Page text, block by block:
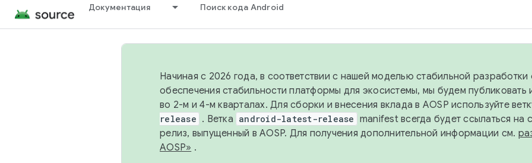
Документация Поиск кода Android
Начиная с 2026 года, в соответствии с нашей моделью стабильной разработки
обеспечения стабильности платформы для экосистемы, мы будем публиковать
во 2-м и 4-м кварталах. Для сборки и внесения вклада в AOSP используйте
release . Ветка android-latest-release manifest всегда будет ссылаться на
релиз, выпущенный в AOSP. Для получения дополнительной информации см.
AOSP» .